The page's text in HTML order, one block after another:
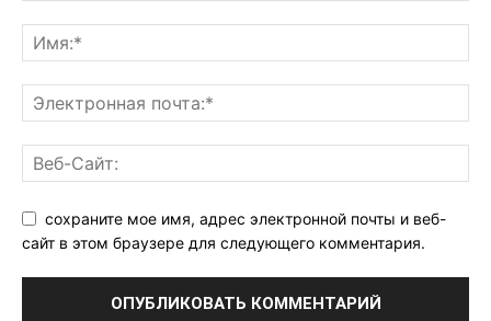
сохраните мое имя, адрес электронной почты и веб-
сайт в этом браузере для следующего комментария.